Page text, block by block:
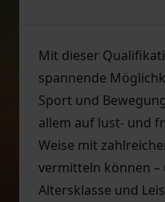
Mit dieser
spannende
Sport und
allem auf lust- und
Weise mit
vermitteln können –
Altersklasse und